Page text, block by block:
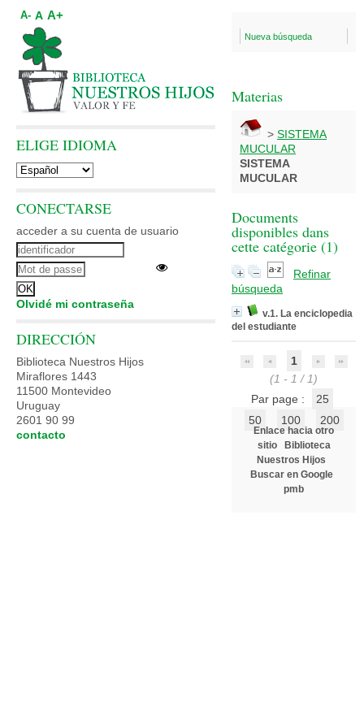
Nueva búsqueda
Materias
> SISTEMA
MUCULAR
SISTEMA
MUCULAR
Documents
disponibles dans
cette catégorie (1)
Refinar
búsqueda
v.1. La enciclopedia
del estudiante
1
(1 - 1 / 1)
Par page :
25
50
100 200
Enlace hacia otro
sitio
Biblioteca
Nuestros Hijos
Buscar en Google
pmb
A- A A+
ELIGE IDIOMA
CONECTARSE
acceder a su cuenta de usuario
Olvidé mi contraseña
DIRECCIÓN
Biblioteca Nuestros Hijos
Miraflores 1443
11500 Montevideo
Uruguay
2601 90 99
contacto